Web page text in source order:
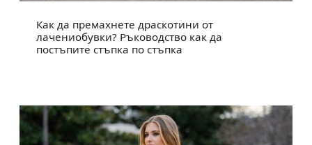
Как да премахнете драскотини от
лачениобувки? Ръководство как да
постъпите стъпка по стъпка